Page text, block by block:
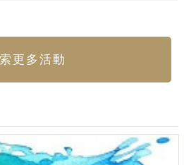
更多活動